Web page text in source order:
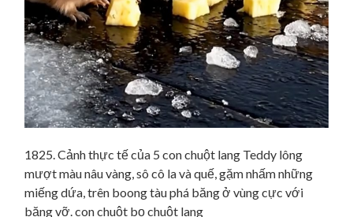
1825. Cảnh thực tế của 5 con chuột lang Teddy lông
mượt màu nâu vàng, sô cô la và quế, gặm nhấm những
miếng dứa, trên boong tàu phá băng ở vùng cực với
băng vỡ. con chuột bọ chuột lang